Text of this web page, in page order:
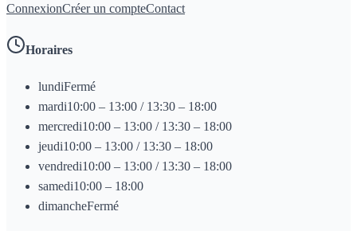
ConnexionCréer un compteContact
Horaires
lundiFermé
mardi10:00 – 13:00 / 13:30 – 18:00
mercredi10:00 – 13:00 / 13:30 – 18:00
jeudi10:00 – 13:00 / 13:30 – 18:00
vendredi10:00 – 13:00 / 13:30 – 18:00
samedi10:00 – 18:00
dimancheFermé